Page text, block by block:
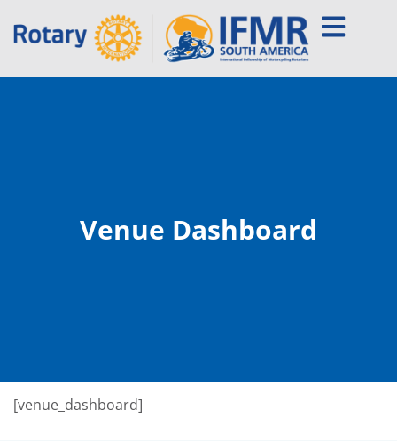
Venue Dashboard
[venue_dashboard]